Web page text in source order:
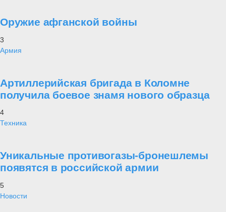
Оружие афганской войны
3
Армия
Артиллерийская бригада в Коломне
получила боевое знамя нового образца
4
Техника
Уникальные противогазы-бронешлемы
появятся в российской армии
5
Новости